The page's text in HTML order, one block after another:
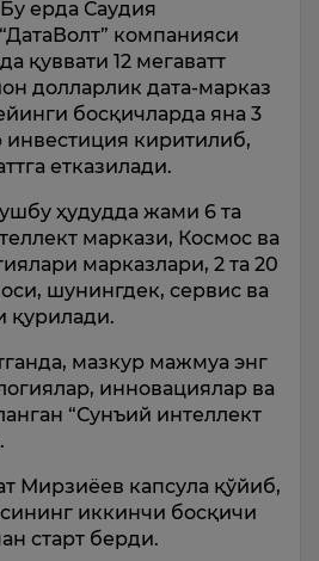
ерда Саудия
компанияси
қуввати 12 мегаватт
долларлик дата-марказ
босқичларда яна 3
киритилиб,
етказилади.
ҳудудда жами 6 та
маркази, Космос ва
марказлари, 2 та 20
шунингдек, сервис ва
қурилади.
мазкур мажмуа энг
инновациялар ва
“Сунъий интеллект
Мирзиёев капсула қўйиб,
иккинчи босқичи
старт берди.